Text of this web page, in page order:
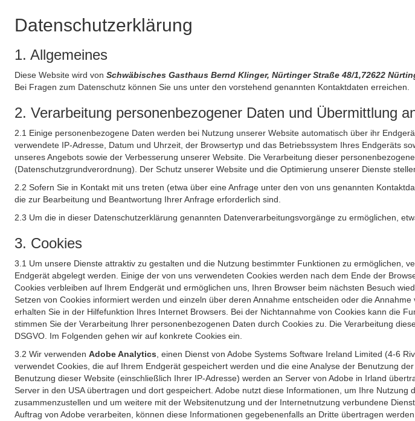
Datenschutzerklärung
1. Allgemeines
Diese Website wird von Schwäbisches Gasthaus Bernd Klinger, Nürtinger Straße 48/1,72622
Bei Fragen zum Datenschutz können Sie uns unter den vorstehend genannten Kontaktdaten erreichen.
2. Verarbeitung personenbezogener Daten und Übermittlung
2.1 Einige personenbezogene Daten werden bei Nutzung unserer Website automatisch über ihr
verwendete IP-Adresse, Datum und Uhrzeit, der Browsertyp und das Betriebssystem Ihres Endgeräts
unseres Angebots sowie der Verbesserung unserer Website. Die Verarbeitung dieser
(Datenschutzgrundverordnung). Der Schutz unserer Website und die Optimierung unserer Dienste
2.2 Sofern Sie in Kontakt mit uns treten (etwa über eine Anfrage unter den von uns genannten
die zur Bearbeitung und Beantwortung Ihrer Anfrage erforderlich sind.
2.3 Um die in dieser Datenschutzerklärung genannten Datenverarbeitungsvorgänge zu ermöglichen,
3. Cookies
3.1 Um unsere Dienste attraktiv zu gestalten und die Nutzung bestimmter Funktionen zu ermöglichen,
Endgerät abgelegt werden. Einige der von uns verwendeten Cookies werden nach dem Ende der
Cookies verbleiben auf Ihrem Endgerät und ermöglichen uns, Ihren Browser beim nächsten Besuch
Setzen von Cookies informiert werden und einzeln über deren Annahme entscheiden oder die
erhalten Sie in der Hilfefunktion Ihres Internet Browsers. Bei der Nichtannahme von Cookies kann die
stimmen Sie der Verarbeitung Ihrer personenbezogenen Daten durch Cookies zu. Die Verarbeitung
DSGVO. Im Folgenden gehen wir auf konkrete Cookies ein.
3.2 Wir verwenden Adobe Analytics , einen Dienst von Adobe Systems Software Ireland Limited (4-6
verwendet Cookies, die auf Ihrem Endgerät gespeichert werden und die eine Analyse der Benutzung
Benutzung dieser Website (einschließlich Ihrer IP-Adresse) werden an Server von Adobe in Irland
Server in den USA übertragen und dort gespeichert. Adobe nutzt diese Informationen, um Ihre
zusammenzustellen und um weitere mit der Websitenutzung und der Internetnutzung verbundene
Auftrag von Adobe verarbeiten, können diese Informationen gegebenenfalls an Dritte übertragen